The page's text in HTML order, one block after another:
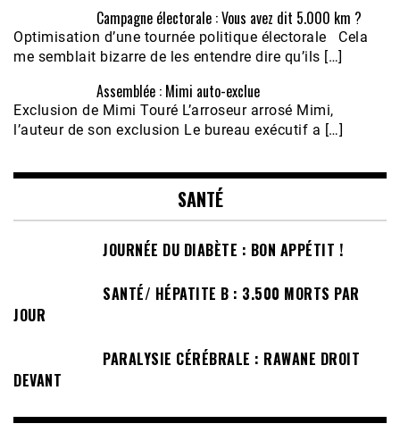
Campagne électorale : Vous avez dit 5.000 km ?
Optimisation d’une tournée politique électorale Cela
me semblait bizarre de les entendre dire qu’ils […]
Assemblée : Mimi auto-exclue
Exclusion de Mimi Touré L’arroseur arrosé Mimi,
l’auteur de son exclusion Le bureau exécutif a […]
SANTÉ
JOURNÉE DU DIABÈTE : BON APPÉTIT !
SANTÉ/ HÉPATITE B : 3.500 MORTS PAR
JOUR
PARALYSIE CÉRÉBRALE : RAWANE DROIT
DEVANT